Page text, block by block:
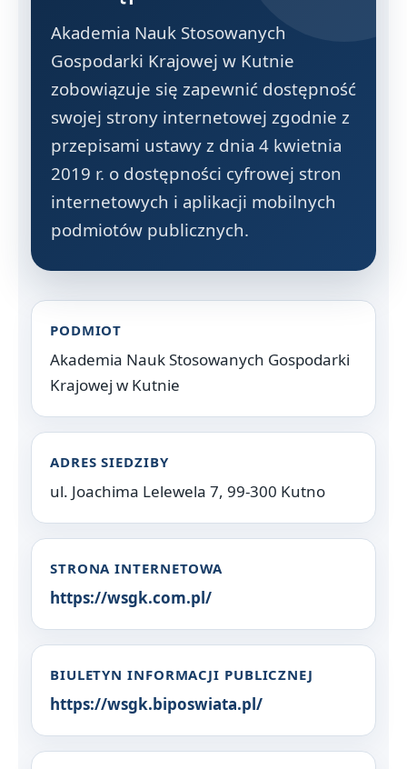
Akademia Nauk Stosowanych
Gospodarki Krajowej w Kutnie
zobowiązuje się zapewnić dostępność
swojej strony internetowej zgodnie z
przepisami ustawy z dnia 4 kwietnia
2019 r. o dostępności cyfrowej stron
internetowych i aplikacji mobilnych
podmiotów publicznych.
PODMIOT
Akademia Nauk Stosowanych Gospodarki
Krajowej w Kutnie
ADRES SIEDZIBY
ul. Joachima Lelewela 7, 99-300 Kutno
STRONA INTERNETOWA
https://wsgk.com.pl/
BIULETYN INFORMACJI PUBLICZNEJ
https://wsgk.biposwiata.pl/